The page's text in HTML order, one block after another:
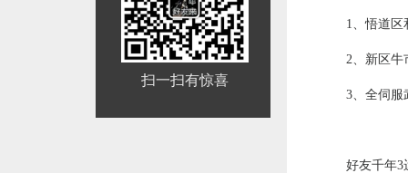
扫一扫有惊喜
1、悟道区
2、新区牛
3、全伺服
好友千年3